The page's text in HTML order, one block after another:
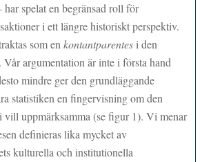
har spelat en begränsad roll för
i ett längre historiskt perspektiv.
som enkontantparentes i den
Vår argumentation är inte i första hand
mindre ger den grundläggande
statistiken en fingervisning om den
vill uppmärksamma (se figur 1). Vi menar
definieras lika mycket av
kulturella och institutionella